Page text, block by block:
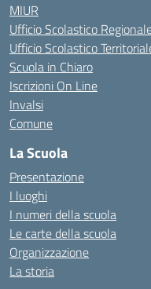
MIUR
Ufficio Scolastico
Ufficio Scolastico
Scuola in Chiaro
Iscrizioni On Line
Invalsi
Comune
La Scuola
Presentazione
I luoghi
I numeri della scuola
Le carte della scuola
Organizzazione
La storia